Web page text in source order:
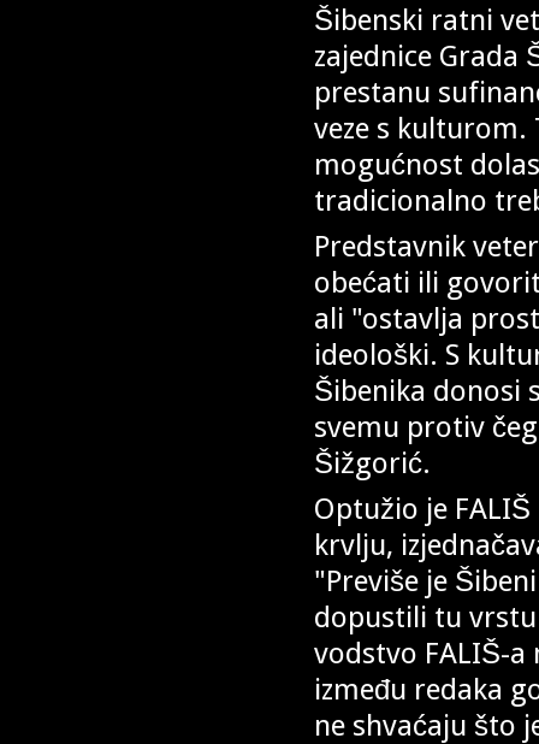
Šibenski ratni
zajednice Grada
prestanu
veze s kulturom.
mogućnost
tradicionalno
Predstavnik
obećati ili
ali "ostavlja
ideološki. S
Šibenika donosi
svemu protiv
Šižgorić.
Optužio je
krvlju,
"Previše je
dopustili tu vrstu
vodstvo FALIŠ-
između redaka
ne shvaćaju što